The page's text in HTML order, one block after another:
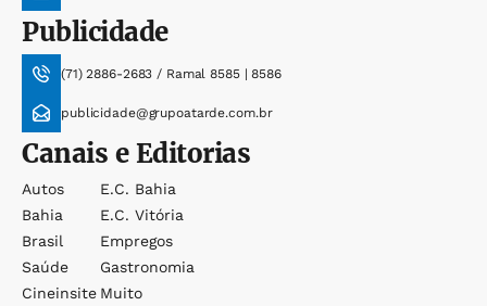
Publicidade
(71) 2886-2683 / Ramal 8585 | 8586
publicidade@grupoatarde.com.br
Canais e Editorias
Autos
Bahia
Brasil
Saúde
Cineinsite
E.c. Bahia
E.c. Vitória
Empregos
Gastronomia
Muito